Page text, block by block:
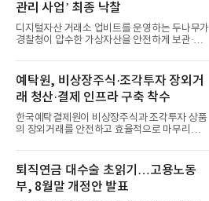
관리 사업’ 최종 낙찰
디지털자산 거래소 업비트를 운영하는 두나무가
경찰청이 압수한 가상자산을 안전하게 보관·관
예탁원, 비상장주식·조각투자 장외거
래 청산·결제 인프라 구축 착수
한국예탁결제원이 비상장주식과 조각투자 상품
의 장외거래를 안전하고 효율적으로 마무리하기
퇴직연금 대수술 초읽기…고용노동
부, 8월말 개정안 발표